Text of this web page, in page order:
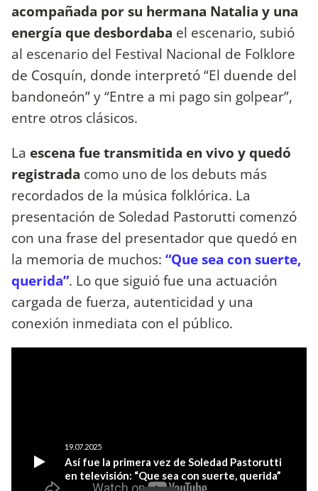
acompañada por su hermana Natalia y una
energía que desbordaba el escenario, subió
al escenario del Festival Nacional de Folklore
de Cosquín, donde interpretó “El duende del
bandoneón” y “Entre a mi pago sin golpear”,
entre otros clásicos.
La escena fue transmitida en vivo y quedó
registrada como uno de los debuts más
recordados de la música folklórica. La
presentación de Soledad Pastorutti comenzó
con una frase del presentador que quedó en
la memoria de muchos: “Que sea con suerte,
querida”. Lo que siguió fue una actuación
cargada de fuerza, autenticidad y una
conexión inmediata con el público.